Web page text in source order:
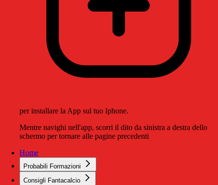
per installare la App sul tuo Iphone.
Mentre navighi nell'app, scorri il dito da sinistra a destra dello
schermo per tornare alle pagine precedenti
Home
Probabili Formazioni
Consigli Fantacalcio